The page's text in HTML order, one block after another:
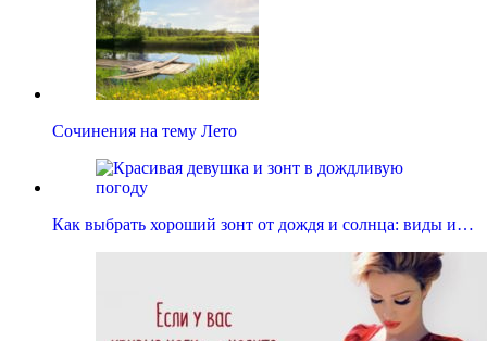
Сочинения на тему Лето
Как выбрать хороший зонт от дождя и солнца: виды и…